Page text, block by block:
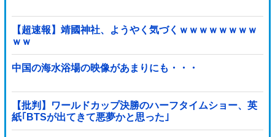
【超速報】靖國神社、ようやく気づくｗｗｗｗｗｗｗｗ
ｗｗ
中国の海水浴場の映像があまりにも・・・
【批判】ワールドカップ決勝のハーフタイムショー、英
紙｢BTSが出てきて悪夢かと思った｣